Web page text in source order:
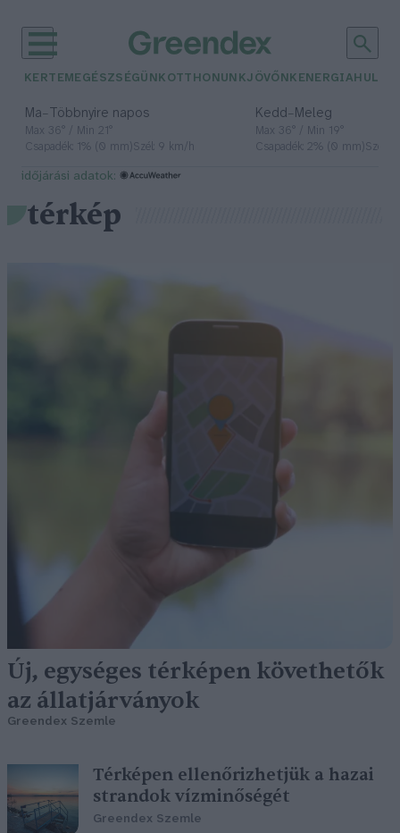
KERTEM EGÉSZSÉGÜNK OTTHONUNKJÖVŐNK ENERGIA
Ma– Többnyire napos
Max 36° / Min 21°
Csapadék: 1% (0 mm)Szél: 9 km/h
Kedd– Meleg
Max 36° / Min 19°
Csapadék: 2% (0 mm)Szél:
időjárási adatok:
térkép
Új, egységes térképen követhetők
az állatjárványok
Greendex Szemle
Térképen ellenőrizhetjük a hazai
strandok vízminőségét
Greendex Szemle